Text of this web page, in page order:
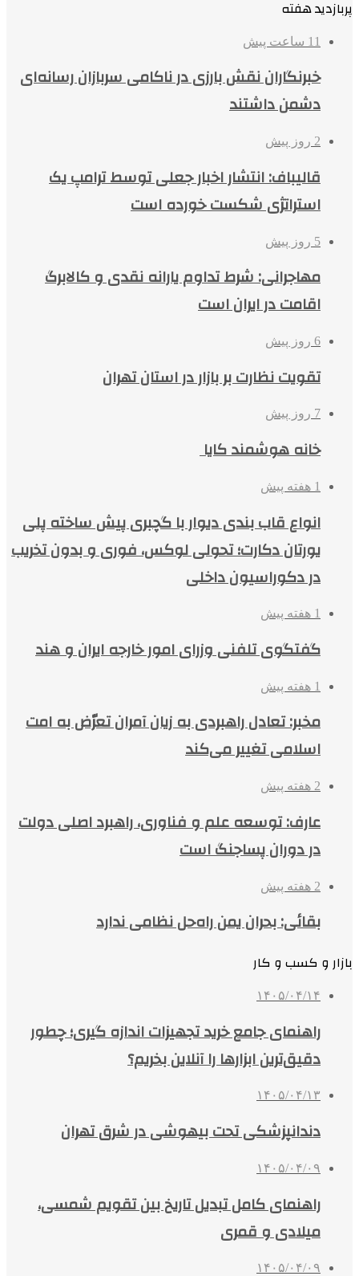
پربازدید هفته
11 ساعت پیش
خبرنگاران نقش بارزی در ناکامی سربازان رسانه‌ای
دشمن داشتند
2 روز پیش
قالیباف: انتشار اخبار جعلی توسط ترامپ یک
استراتژی شکست خورده است
5 روز پیش
مهاجرانی: شرط تداوم یارانه نقدی و کالابرگ
اقامت در ایران است
6 روز پیش
تقویت نظارت بر بازار در استان تهران
7 روز پیش
خانه هوشمند کایا
1 هفته پیش
انواع قاب بندی دیوار با گچبری پیش ساخته پلی
یورتان دکارت؛ تحولی لوکس، فوری و بدون تخریب
در دکوراسیون داخلی
1 هفته پیش
گفتگوی تلفنی وزرای امور خارجه ایران و هند
1 هفته پیش
مخبر: تعادل راهبردی به زیان آمران تعرّض به امت
اسلامی تغییر می‌کند
2 هفته پیش
عارف: توسعه علم و فناوری، راهبرد اصلی دولت
در دوران پساجنگ است
2 هفته پیش
بقائی: بحران یمن راه‌حل نظامی ندارد
بازار و کسب و کار
۱۴۰۵/۰۴/۱۴
راهنمای جامع خرید تجهیزات اندازه گیری؛ چطور
دقیق‌ترین ابزارها را آنلاین بخریم؟
۱۴۰۵/۰۴/۱۳
دندانپزشکی تحت بیهوشی در شرق تهران
۱۴۰۵/۰۴/۰۹
راهنمای کامل تبدیل تاریخ بین تقویم شمسی،
میلادی و قمری
۱۴۰۵/۰۴/۰۹